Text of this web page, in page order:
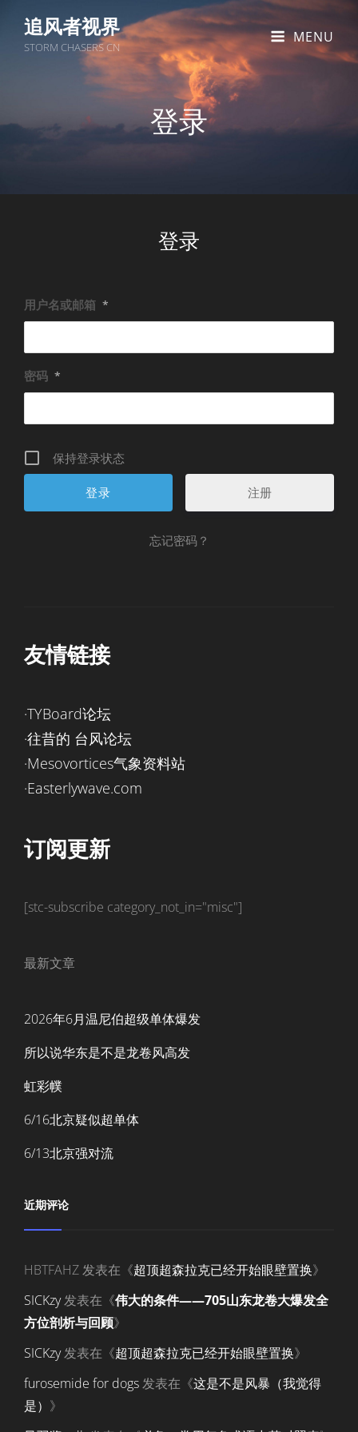
追风者视界
STORM CHASERS CN
MENU
登录
登录
用户名或邮箱 *
密码 *
保持登录状态
注册
忘记密码？
友情链接
·TYBoard论坛
·往昔的 台风论坛
·Mesovortices气象资料站
·Easterlywave.com
订阅更新
[stc-subscribe category_not_in="misc"]
最新文章
2026年6月温尼伯超级单体爆发
所以说华东是不是龙卷风高发
虹彩幞
6/16北京疑似超单体
6/13北京强对流
近期评论
HBTFAHZ发表在《超顶超森拉克已经开始眼壁置换》
SICKzy发表在《伟大的条件——705山东龙卷大爆发全
方位剖析与回顾》
SICKzy发表在《超顶超森拉克已经开始眼壁置换》
furosemide for dogs发表在《这是不是风暴（我觉得
是） 》